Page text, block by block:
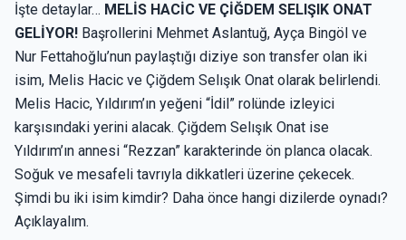
İşte detaylar… MELİS HACİC VE ÇİĞDEM SELIŞIK ONAT
GELİYOR! Başrollerini Mehmet Aslantuğ, Ayça Bingöl ve
Nur Fettahoğlu’nun paylaştığı diziye son transfer olan iki
isim, Melis Hacic ve Çiğdem Selışık Onat olarak belirlendi.
Melis Hacic, Yıldırım’ın yeğeni “İdil” rolünde izleyici
karşısındaki yerini alacak. Çiğdem Selışık Onat ise
Yıldırım’ın annesi “Rezzan” karakterinde ön planca olacak.
Soğuk ve mesafeli tavrıyla dikkatleri üzerine çekecek.
Şimdi bu iki isim kimdir? Daha önce hangi dizilerde oynadı?
Açıklayalım.